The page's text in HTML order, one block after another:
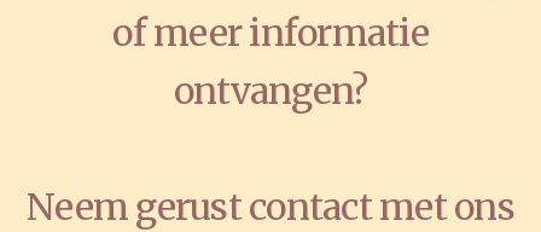
of meer informatie
ontvangen?
Neem gerust contact met ons